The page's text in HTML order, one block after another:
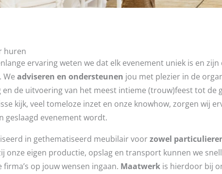
huren
ervaring weten we dat elk evenement uniek is en zijn
We adviseren en ondersteunen jou met plezier in de
de uitvoering van het meest intieme (trouw)feest tot de
kijk, veel tomeloze inzet en onze knowhow, zorgen wij
geslaagd evenement wordt.
in gethematiseerd meubilair voorzowel
onze eigen productie, opslag en transport kunnen we
op jouw wensen ingaan. Maatwerk is hierdoor bij